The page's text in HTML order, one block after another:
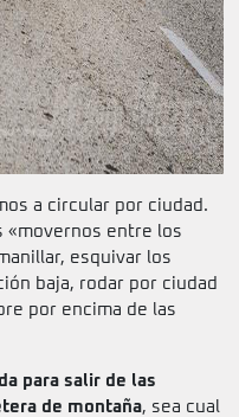
a circular por ciudad.
«movernos entre los
esquivar los
baja, rodar por ciudad
por encima de las
para salir de las
de montaña, sea cual